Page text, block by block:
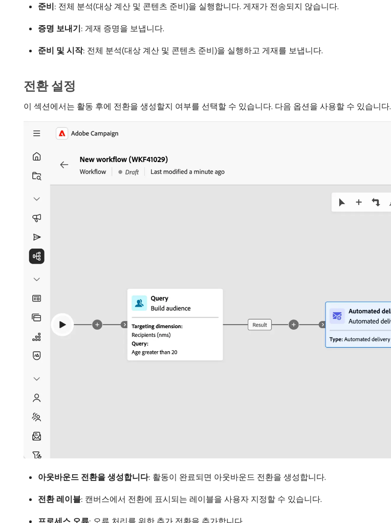
준비: 전체 분석(대상 계산 및 콘텐츠 준비)을 실행합니다. 게재가 전송되지 않습니다.
증명 보내기: 게재 증명을 보냅니다.
준비 및 시작: 전체 분석(대상 계산 및 콘텐츠 준비)을 실행하고 게재를 보냅니다.
전환 설정
이 섹션에서는 활동 후에 전환을 생성할지 여부를 선택할 수 있습니다. 다음 옵션을 사용할 수 있습니다.
아웃바운드 전환을 생성합니다: 활동이 완료되면 아웃바운드 전환을 생성합니다.
전환 레이블: 캔버스에서 전환에 표시되는 레이블을 사용자 지정할 수 있습니다.
프로세스 오류: 오류 처리를 위한 추가 전환을 추가합니다.